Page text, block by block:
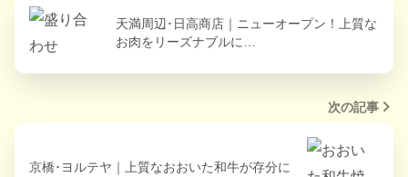
天満周辺･日高商店｜ニューオープン！上質な
お肉をリーズナブルに…
次の記事
京橋･ヨルテヤ｜上質なおおいた和牛が存分に